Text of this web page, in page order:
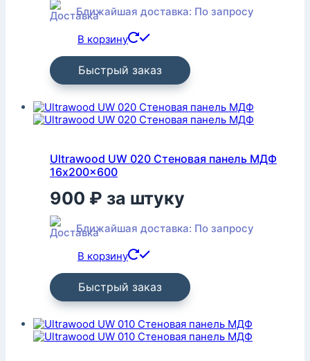
Ближайшая доставка: По запросу
В корзину
Быстрый заказ
Ultrawood UW 020 Стеновая панель МДФ
16x200x600
900 ₽ за штуку
Ближайшая доставка: По запросу
В корзину
Быстрый заказ